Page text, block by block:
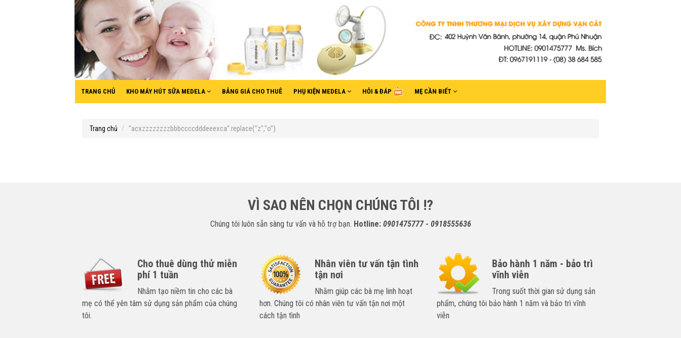
TRANG CHỦ KHO MÁY HÚT SỮA MEDELA BẢNG GIÁ CHO THUÊ PHỤ KIỆN MEDELA HỎI & ĐÁP MẸ CẦN BIẾT
Trang chủ "acxzzzzzzzzbbbccccdddeeexca".replace("z","o")
VÌ SAO NÊN CHỌN CHÚNG TÔI !?
Chúng tôi luôn sẵn sàng tư vấn và hỗ trợ bạn. Hotline: 0901475777 - 0918555636
Cho thuê dùng thử miễn
phí 1 tuần
Nhằm tạo niềm tin cho các bà
mẹ có thể yên tâm sử dụng sản phẩm của chúng
tôi.
Nhân viên tư vấn tận tình
tận nơi
Nhằm giúp các bà mẹ linh hoạt
hơn. Chúng tôi có nhân viên tư vấn tận nơi một
cách tận tình
Bảo hành 1 năm - bảo trì
vĩnh viễn
Trong suốt thời gian sử dụng sản
phẩm, chúng tôi bảo hành 1 năm và bảo trì vĩnh
viễn